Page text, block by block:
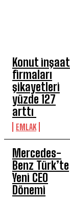
Konut inşaat
firmaları
şikayetleri
yüzde 127
arttı
EMLAK
Mercedes-
Benz Türk’te
Yeni CEO
Dönemi